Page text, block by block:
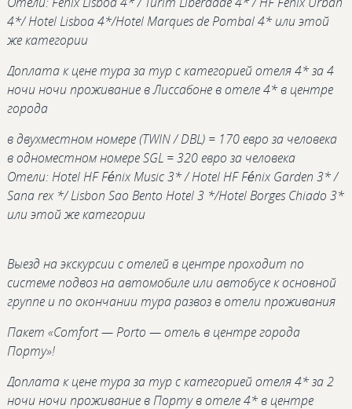
4*/ Hotel Lisboa 4*/Hotel Marques de Pombal 4* или этой
же категории
Доплата к цене тура за тур с категорией отеля 4* за 4
ночи ночи проживание в Лиссабоне в отеле 4* в центре
города
в двухместном номере (TWIN / DBL) = 170 евро за человека
в одноместном номере SGL = 320 евро за человека
Отели: Hotel HF Fénix Music 3* / Hotel HF Fénix Garden 3* /
Sana rex */ Lisbon Sao Bento Hotel 3 */Hotel Borges Chiado 3*
или этой же категории
Выезд на экскурсии с отелей в центре проходит по
системе подвоз на автомобиле или автобусе к основной
группе и по окончании тура развоз в отели проживания
Пакет «Comfort — Porto — отель в центре города
Порту»!
Доплата к цене тура за тур с категорией отеля 4* за 2
ночи ночи проживание в Порту в отеле 4* в центре